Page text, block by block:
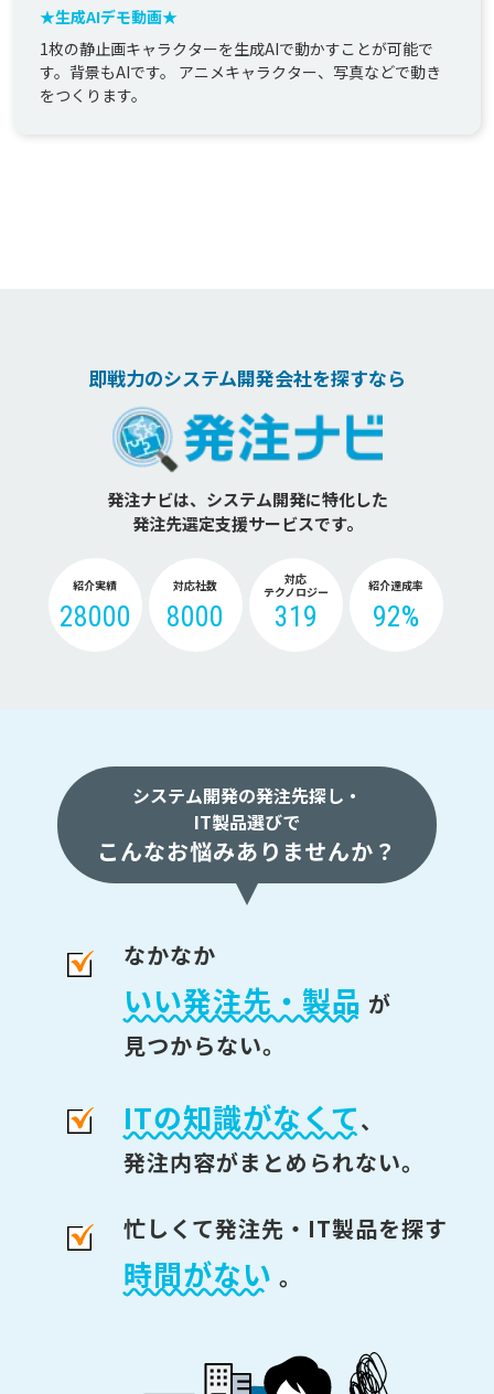
★生成AIデモ動画★
1枚の静止画キャラクターを生成AIで動かすことが可能で
す。背景もAIです。 アニメキャラクター、写真などで動き
をつくります。
即戦力のシステム開発会社を探すなら
発注ナビは、システム開発に特化した
発注先選定支援サービスです。
紹介実績
28000
対応社数
8000
対応
テクノロジー
319
紹介達成率
92%
システム開発の発注先探し・
IT製品選びで
こんなお悩みありませんか？
なかなか
いい発注先・製品 が
見つからない。
ITの知識がなくて、
発注内容がまとめられない。
忙しくて発注先・IT製品を探す
時間がない 。